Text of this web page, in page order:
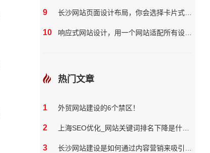
9
10
热门文章
1 外贸网站建设的6个禁区！
2
3